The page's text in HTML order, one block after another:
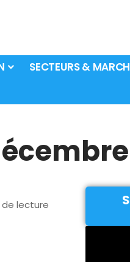
SECTEURS &
de lecture